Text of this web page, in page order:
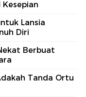
Lansia
Diri
Berbuat
Tanda Ortu